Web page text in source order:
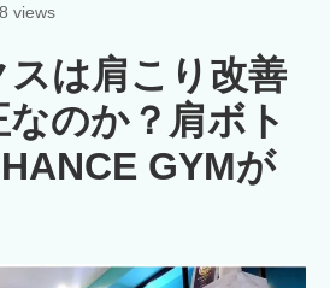
views
スは肩こり改善
のか？肩ボト
GYMが